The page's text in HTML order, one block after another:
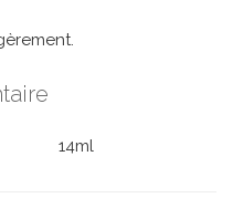
14ml